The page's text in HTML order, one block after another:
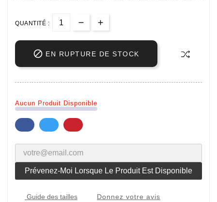
QUANTITÉ :
 EN RUPTURE DE STOCK
Aucun Produit Disponible
Prévenez-Moi Lorsque Le Produit Est Disponible
Guide des tailles Donnez votre avis